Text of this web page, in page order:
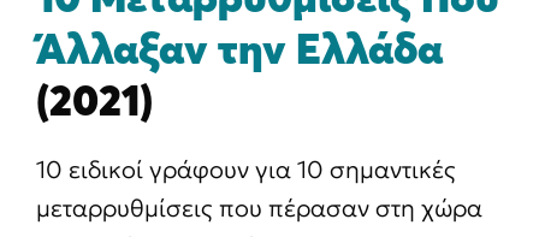
Άλλαξαν την Ελλάδα
(2021)
10 ειδικοί γράφουν για 10 σημαντικές
μεταρρυθμίσεις που πέρασαν στη χώρα